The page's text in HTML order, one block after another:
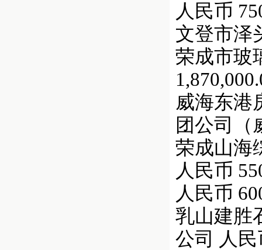
人民币
文登市泽
荣成市玻
威海东港
团公司（
荣成山海
人民币
人民币
乳山建胜
公司 人民